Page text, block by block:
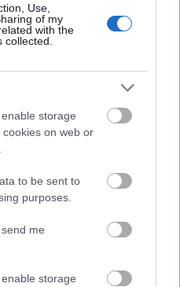
Use,
of my
with the
storage
on web or
to be sent to
purposes.
me
storage
Tervező Zrt.
be a Flórián téri
elé állítja a KM Építőt,